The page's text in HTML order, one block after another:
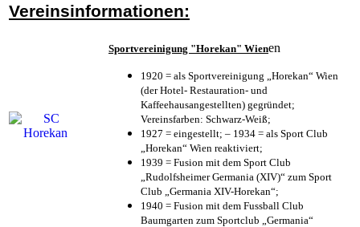
Vereinsinformationen:
Sportvereinigung "Horekan" Wienen
1920 = als Sportvereinigung „Horekan“ Wien
(der Hotel- Restauration- und
Kaffeehausangestellten) gegründet;
Vereinsfarben: Schwarz-Weiß;
1927 = eingestellt; – 1934 = als Sport Club
„Horekan“ Wien reaktiviert;
1939 = Fusion mit dem Sport Club
„Rudolfsheimer Germania (XIV)“ zum Sport
Club „Germania XIV-Horekan“;
1940 = Fusion mit dem Fussball Club
Baumgarten zum Sportclub „Germania“